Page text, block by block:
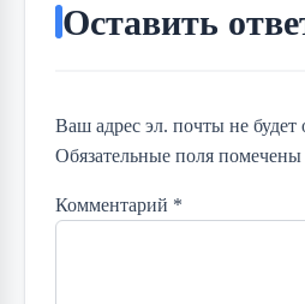
Оставить
Ваш адрес эл. почты не будет
Обязательные поля
Комментарий *